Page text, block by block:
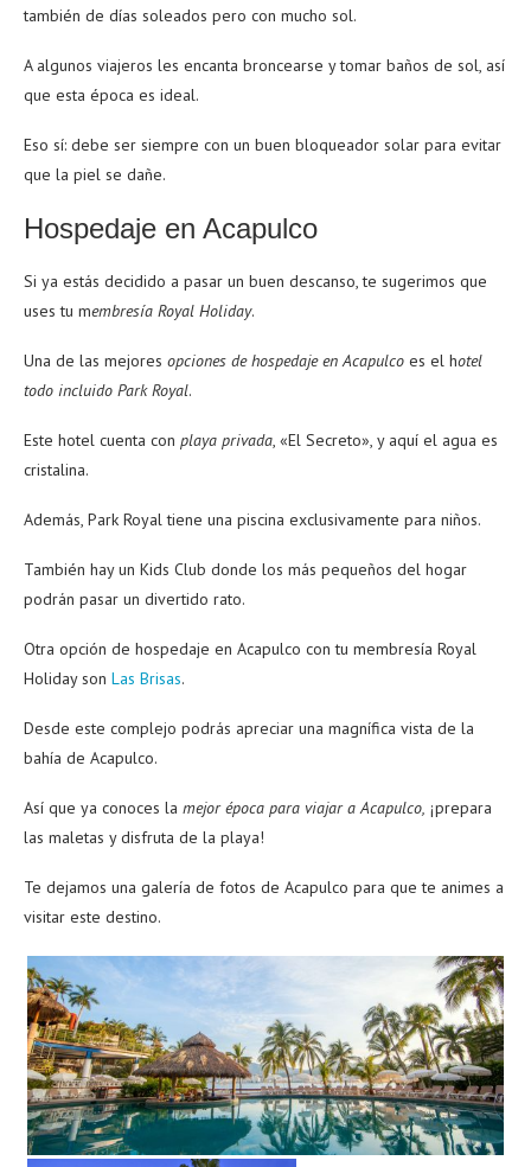
también de días soleados pero con mucho sol.
A algunos viajeros les encanta broncearse y tomar baños de sol, así
que esta época es ideal.
Eso sí: debe ser siempre con un buen bloqueador solar para evitar
que la piel se dañe.
Hospedaje en Acapulco
Si ya estás decidido a pasar un buen descanso, te sugerimos que
uses tu membresía Royal Holiday.
Una de las mejores opciones de hospedaje en Acapulco es el hotel
todo incluido Park Royal.
Este hotel cuenta con playa privada, «El Secreto», y aquí el agua es
cristalina.
Además, Park Royal tiene una piscina exclusivamente para niños.
También hay un Kids Club donde los más pequeños del hogar
podrán pasar un divertido rato.
Otra opción de hospedaje en Acapulco con tu membresía Royal
Holiday son Las Brisas.
Desde este complejo podrás apreciar una magnífica vista de la
bahía de Acapulco.
Así que ya conoces la mejor época para viajar a Acapulco, ¡prepara
las maletas y disfruta de la playa!
Te dejamos una galería de fotos de Acapulco para que te animes a
visitar este destino.